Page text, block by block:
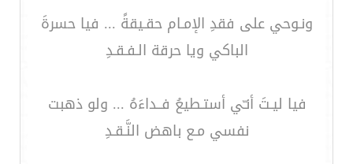
ونـوحي على فقدِ الإمـام حقـيقةً ... فيا حسرةَ
الباكي ويا حرقة الـفـقـدِ
فيا ليـتَ أنـّي أستـطيعُ فــداءَهُ ... ولو ذهبت
نفسي مـع باهض النَّـقـدِ